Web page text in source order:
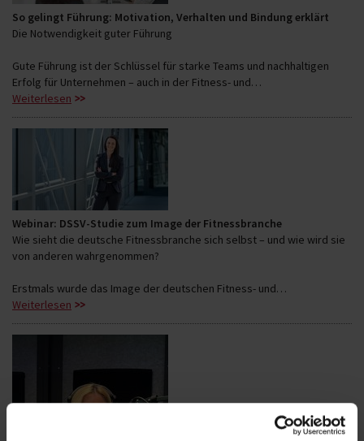
So gelingt Führung: Motivation, Verhalten und Bindung erklärt
Die Notwendigkeit guter Führung
Gute Führung ist der Schlüssel für starke Teams und nachhaltigen
Erfolg für Unternehmen – auch in der Fitness- und…
Weiterlesen
Webinar: DSSV-Studie zum Image der Fitnessbranche
Wie sieht die deutsche Fitnessbranche sich selbst – und wie wird sie
von anderen wahrgenommen?
Erstmals wurde das Image der deutschen Fitness- und…
Weiterlesen